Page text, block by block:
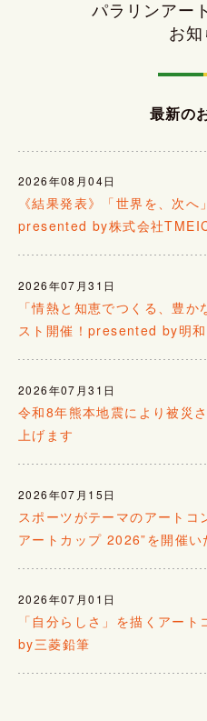
パラリンアー
お知
最新の
2026年08月04日
《結果発表》「世界を、次
presented by株式会社
2026年07月31日
「情熱と知恵でつくる、豊
スト開催！presented by明
2026年07月31日
令和8年熊本地震により被災
上げます
2026年07月15日
スポーツがテーマのアート
アートカップ 2026”を開催い
2026年07月01日
「自分らしさ」を描くアー
by三菱鉛筆